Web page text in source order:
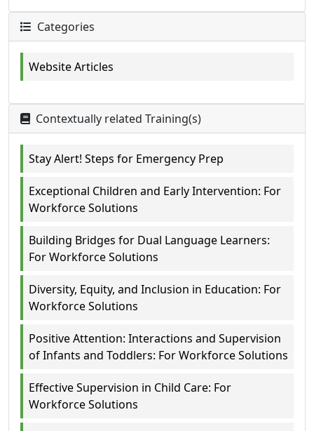
Categories
Website Articles
Contextually related Training(s)
Stay Alert! Steps for Emergency Prep
Exceptional Children and Early Intervention: For
Workforce Solutions
Building Bridges for Dual Language Learners:
For Workforce Solutions
Diversity, Equity, and Inclusion in Education: For
Workforce Solutions
Positive Attention: Interactions and Supervision
of Infants and Toddlers: For Workforce Solutions
Effective Supervision in Child Care: For
Workforce Solutions